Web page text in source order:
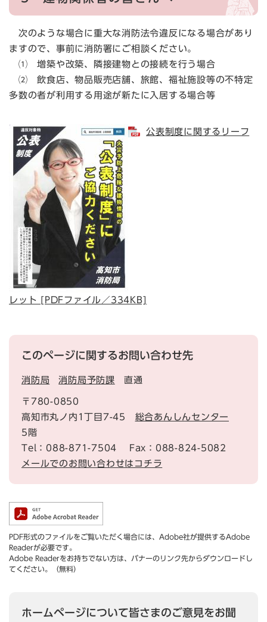
次のような場合に重大な消防法令違反になる場合があり
ますので、事前に消防署にご相談ください。
⑴ 増築や改築、隣接建物との接続を行う場合
⑵ 飲食店、物品販売店舗、旅館、福祉施設等の不特定
多数の者が利用する用途が新たに入居する場合等
公表制度に関するリーフ
レット [PDFファイル／334KB]
このページに関するお問い合わせ先
消防局 消防局予防課 直通
〒780-0850
高知市丸ノ内1丁目7-45 総合あんしんセンター
5階
Tel：088-871-7504
Fax：088-824-5082
メールでのお問い合わせはコチラ
PDF形式のファイルをご覧いただく場合には、Adobe社が提供するAdobe
Readerが必要です。
Adobe Readerをお持ちでない方は、バナーのリンク先からダウンロードし
てください。（無料）
ホームページについて皆さまのご意見をお聞